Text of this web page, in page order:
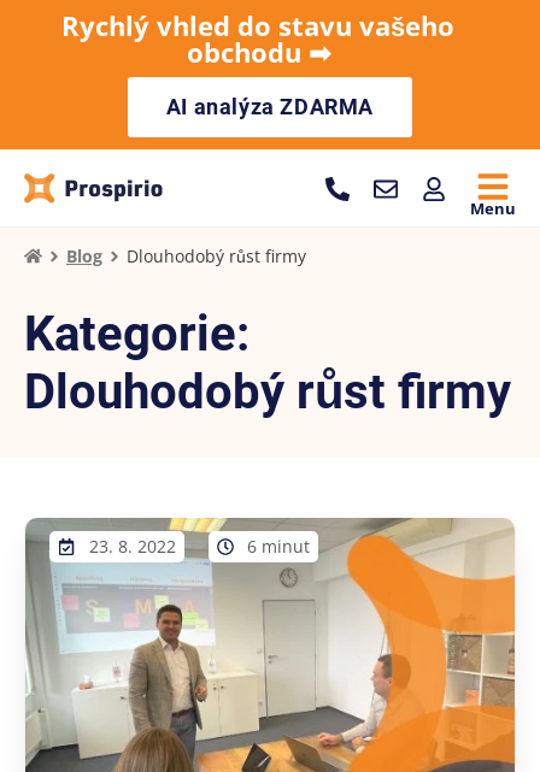
Rychlý vhled do stavu vašeho
obchodu ➡︎
AI analýza ZDARMA
Menu
Blog Dlouhodobý růst firmy
Kategorie:
Dlouhodobý růst firmy
23. 8. 2022 6 minut